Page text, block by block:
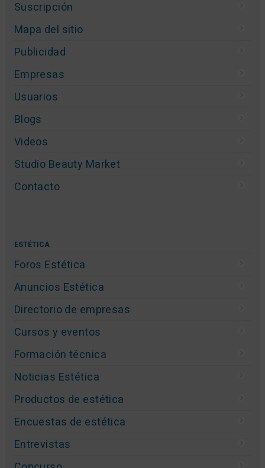
Suscripción
Mapa del sitio
Publicidad
Empresas
Usuarios
Blogs
Videos
Studio Beauty Market
Contacto
ESTÉTICA
Foros Estética
Anuncios Estética
Directorio de empresas
Cursos y eventos
Formación técnica
Noticias Estética
Productos de estética
Encuestas de estética
Entrevistas